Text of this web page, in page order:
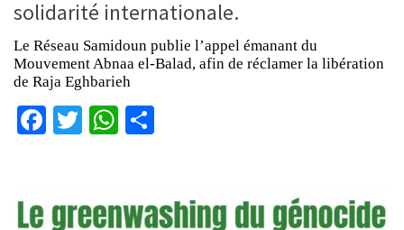
solidarité internationale.
Le Réseau Samidoun publie l’appel émanant du
Mouvement Abnaa el-Balad, afin de réclamer la libération
de Raja Eghbarieh
Facebook
TwitterWhatsApp